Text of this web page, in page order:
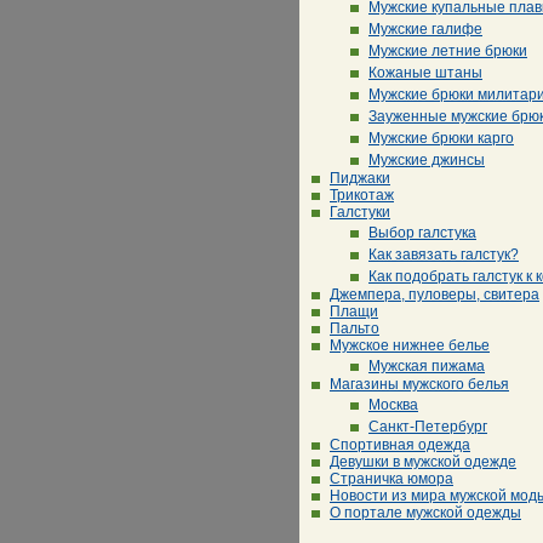
Мужские купальные
Мужские галифе
Мужские летние брюки
Кожаные штаны
Мужские брюки милитари
Зауженные мужские
Мужские брюки карго
Мужские джинсы
Пиджаки
Трикотаж
Галстуки
Выбор галстука
Как завязать галстук?
Как подобрать галстук к
Джемпера, пуловеры, свитера
Плащи
Пальто
Мужское нижнее белье
Мужская пижама
Магазины мужского белья
Москва
Санкт-Петербург
Спортивная одежда
Девушки в мужской одежде
Страничка юмора
Новости из мира мужской
О портале мужской одежды